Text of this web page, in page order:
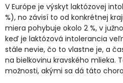
V Európe je výskyt laktózovej
%), no závisí to od konkrétnej
miera pohybuje okolo 2 %, v
keď je laktózová intolerancia
stále nevie, čo to vlastne je, a
na bielkovinu kravského mlieka.
možnosti, akými sa dá táto